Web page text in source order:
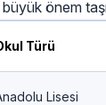
önem
Türü
Lisesi